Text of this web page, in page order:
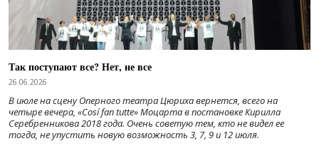
Так поступают все? Нет, не все
26.06.2026
В июле на сцену Оперного театра Цюриха вернется, всего на
четыре вечера, «Cosí fan tutte» Моцарта в постановке Кирилла
Серебренникова 2018 года. Очень советую тем, кто не видел ее
тогда, не упустить новую возможность 3, 7, 9 и 12 июля.